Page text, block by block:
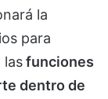
la
para
lasfunciones
dentro de